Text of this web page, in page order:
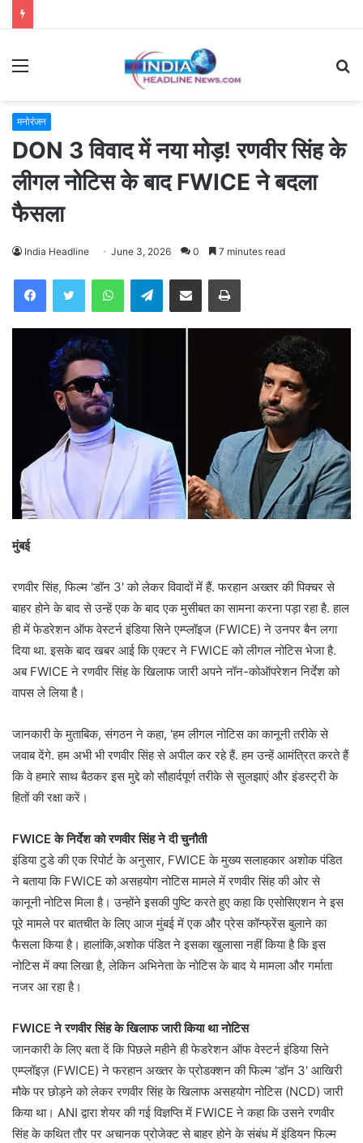
Menu
मनोरंजन
DON 3 विवाद में नया मोड़! रणवीर सिंह के
लीगल नोटिस के बाद FWICE ने बदला
फैसला
India Headline June 3, 2026 0 7 minutes read
WhatsAppTelegramShare via Email Print
मुंबई
रणवीर सिंह, फिल्म 'डॉन 3' को लेकर विवादों में हैं. फरहान अख्तर की पिक्चर से
बाहर होने के बाद से उन्हें एक के बाद एक मुसीबत का सामना करना पड़ा रहा है. हाल
ही में फेडरेशन ऑफ वेस्टर्न इंडिया सिने एम्प्लॉइज (FWICE) ने उनपर बैन लगा
दिया था. इसके बाद खबर आई कि एक्टर ने FWICE को लीगल नोटिस भेजा है.
अब FWICE ने रणवीर सिंह के खिलाफ जारी अपने नॉन-कोऑपरेशन निर्देश को
वापस ले लिया है।
जानकारी के मुताबिक, संगठन ने कहा, 'हम लीगल नोटिस का कानूनी तरीके से
जवाब देंगे. हम अभी भी रणवीर सिंह से अपील कर रहे हैं. हम उन्हें आमंत्रित करते हैं
कि वे हमारे साथ बैठकर इस मुद्दे को सौहार्दपूर्ण तरीके से सुलझाएं और इंडस्ट्री के
हितों की रक्षा करें।
FWICE के निर्देश को रणवीर सिंह ने दी चुनौती
इंडिया टुडे की एक रिपोर्ट के अनुसार, FWICE के मुख्य सलाहकार अशोक पंडित
ने बताया कि FWICE को असहयोग नोटिस मामले में रणवीर सिंह की ओर से
कानूनी नोटिस मिला है। उन्होंने इसकी पुष्टि करते हुए कहा कि एसोसिएशन ने इस
पूरे मामले पर बातचीत के लिए आज मुंबई में एक और प्रेस कॉन्फ्रेंस बुलाने का
फैसला किया है। हालांकि,अशोक पंडित ने इसका खुलासा नहीं किया है कि इस
नोटिस में क्या लिखा है, लेकिन अभिनेता के नोटिस के बाद ये मामला और गर्माता
नजर आ रहा है।
FWICE ने रणवीर सिंह के खिलाफ जारी किया था नोटिस
जानकारी के लिए बता दें कि पिछले महीने ही फेडरेशन ऑफ वेस्टर्न इंडिया सिने
एम्प्लॉइज़ (FWICE) ने फरहान अख्तर के प्रोडक्शन की फिल्म 'डॉन 3' आखिरी
मौके पर छोड़ने को लेकर रणवीर सिंह के खिलाफ असहयोग नोटिस (NCD) जारी
किया था। ANI द्वारा शेयर की गई विज्ञप्ति में FWICE ने कहा कि उसने रणवीर
सिंह के कथित तौर पर अचानक प्रोजेक्ट से बाहर होने के संबंध में इंडियन फिल्म